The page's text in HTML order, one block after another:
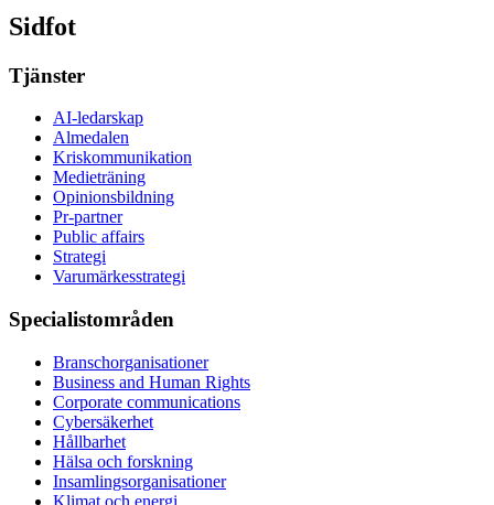
Sidfot
Tjänster
AI-ledarskap
Almedalen
Kris­kommunikation
Medieträning
Opinionsbildning
Pr-partner
Public affairs
Strategi
Varumärkesstrategi
Specialistområden
Branschorganisationer
Business and Human Rights
Corporate communications
Cybersäkerhet
Hållbarhet
Hälsa och forskning
Insamlingsorganisationer
Klimat och energi